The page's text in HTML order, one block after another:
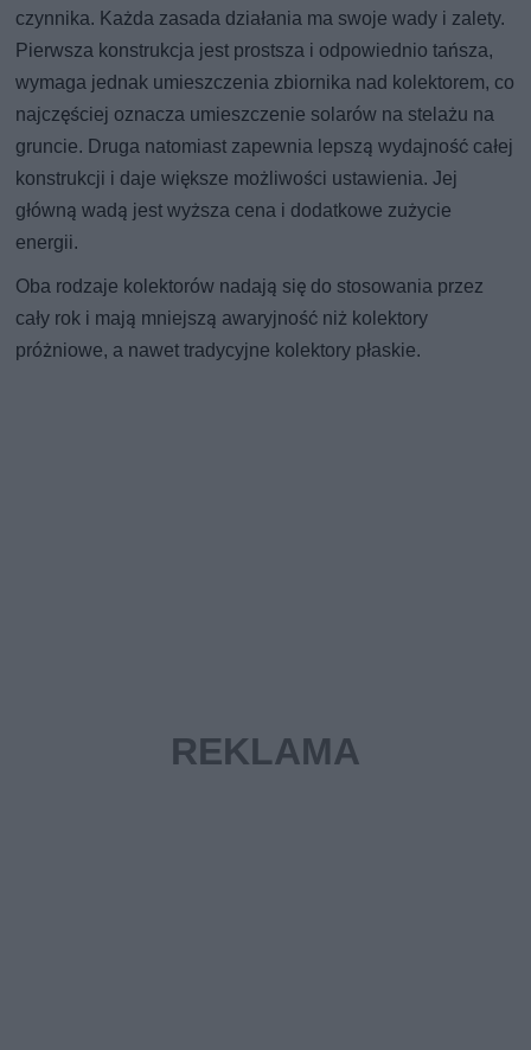
czynnika. Każda zasada działania ma swoje wady i zalety.
Pierwsza konstrukcja jest prostsza i odpowiednio tańsza,
wymaga jednak umieszczenia zbiornika nad kolektorem, co
najczęściej oznacza umieszczenie solarów na stelażu na
gruncie. Druga natomiast zapewnia lepszą wydajność całej
konstrukcji i daje większe możliwości ustawienia. Jej
główną wadą jest wyższa cena i dodatkowe zużycie
energii.
Oba rodzaje kolektorów nadają się do stosowania przez
cały rok i mają mniejszą awaryjność niż kolektory
próżniowe, a nawet tradycyjne kolektory płaskie.